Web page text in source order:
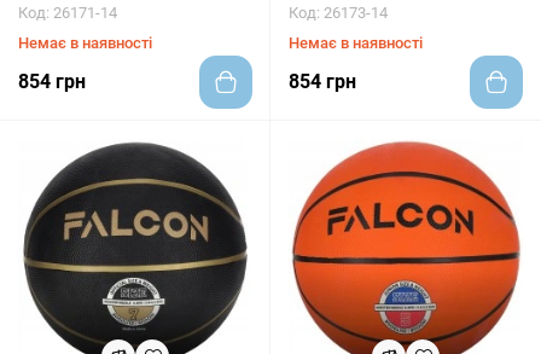
Код: 26171-14
Немає в наявності
854 грн
Код: 26173-14
Немає в наявності
854 грн